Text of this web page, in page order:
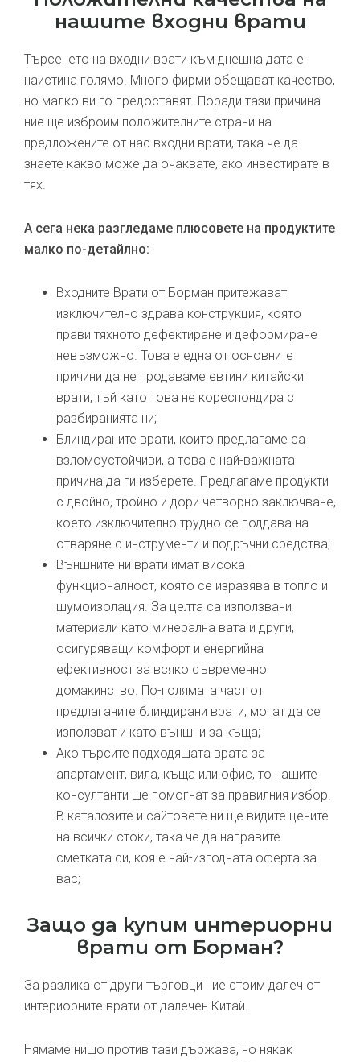
нашите входни врати
Търсенето на входни врати към днешна дата е
наистина голямо. Много фирми обещават качество,
но малко ви го предоставят. Поради тази причина
ние ще изброим положителните страни на
предложените от нас входни врати, така че да
знаете какво може да очаквате, ако инвестирате в
тях.
А сега нека разгледаме плюсовете на продуктите
малко по-детайлно:
Входните Врати от Борман притежават
изключително здрава конструкция, която
прави тяхното дефектиране и деформиране
невъзможно. Това е една от основните
причини да не продаваме евтини китайски
врати, тъй като това не кореспондира с
разбиранията ни;
Блиндираните врати, които предлагаме са
взломоустойчиви, а това е най-важната
причина да ги изберете. Предлагаме продукти
с двойно, тройно и дори четворно заключване,
което изключително трудно се поддава на
отваряне с инструменти и подръчни средства;
Външните ни врати имат висока
функционалност, която се изразява в топло и
шумоизолация. За целта са използвани
материали като минерална вата и други,
осигуряващи комфорт и енергийна
ефективност за всяко съвременно
домакинство. По-голямата част от
предлаганите блиндирани врати, могат да се
използват и като външни за къща;
Ако търсите подходящата врата за
апартамент, вила, къща или офис, то нашите
консултанти ще помогнат за правилния избор.
В каталозите и сайтовете ни ще видите цените
на всички стоки, така че да направите
сметката си, коя е най-изгодната оферта за
вас;
Защо да купим интериорни
врати от Борман?
За разлика от други търговци ние стоим далеч от
интериорните врати от далечен Китай.
Нямаме нищо против тази държава, но някак